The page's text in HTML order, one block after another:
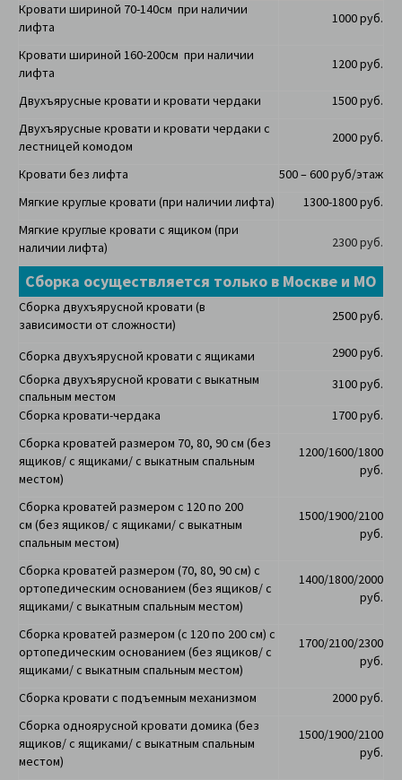
Кровати шириной 70-140см при наличии
лифта
1000 руб.
Кровати шириной 160-200см при наличии
лифта
1200 руб.
Двухъярусные кровати и кровати чердаки
1500 руб.
Двухъярусные кровати и кровати чердаки с
лестницей комодом
2000 руб.
Кровати без лифта
500 – 600 руб/этаж
Мягкие круглые кровати (при наличии лифта)
1300-1800 руб.
Мягкие круглые кровати с ящиком (при
наличии лифта)
2300 руб.
Сборка осуществляется только в Москве и МО
Сборка двухъярусной кровати (в
зависимости от сложности)
2500 руб.
Сборка двухъярусной кровати с ящиками
2900 руб.
Сборка двухъярусной кровати с выкатным
спальным местом
3100 руб.
Сборка кровати-чердака
1700 руб.
Сборка кроватей размером 70, 80, 90 см (без
ящиков/ с ящиками/ с выкатным спальным
местом)
1200/1600/1800
руб.
Сборка кроватей размером с 120 по 200
см (без ящиков/ с ящиками/ с выкатным
спальным местом)
1500/1900/2100
руб.
Сборка кроватей размером (70, 80, 90 см) с
ортопедическим основанием (без ящиков/ с
ящиками/ с выкатным спальным местом)
1400/1800/2000
руб.
Сборка кроватей размером (с 120 по 200 см) с
ортопедическим основанием (без ящиков/ с
ящиками/ с выкатным спальным местом)
1700/2100/2300
руб.
Сборка кровати с подъемным механизмом
2000 руб.
Сборка одноярусной кровати домика (без
ящиков/ с ящиками/ с выкатным спальным
местом)
1500/1900/2100
руб.